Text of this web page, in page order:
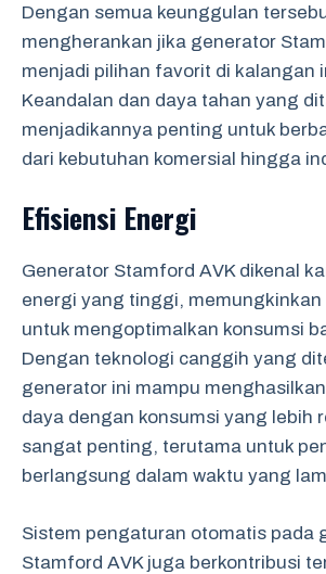
Dengan semua keunggulan
mengherankan jika generator
menjadi pilihan favorit di kalangan
Keandalan dan daya tahan yang
menjadikannya penting untuk
dari kebutuhan komersial hingga
Efisiensi Energi
Generator Stamford AVK dikenal
energi yang tinggi,
untuk mengoptimalkan konsumsi
Dengan teknologi canggih yang
generator ini mampu
daya dengan konsumsi yang lebih
sangat penting, terutama untuk
berlangsung dalam waktu yang
Sistem pengaturan otomatis pada
Stamford AVK juga berkontribusi